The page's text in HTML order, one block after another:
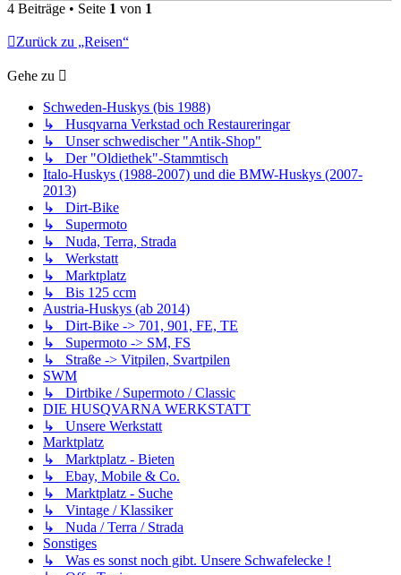
4 Beiträge • Seite 1 von 1
Zurück zu „Reisen“
Gehe zu
Schweden-Huskys (bis 1988)
↳ Husqvarna Verkstad och Restaureringar
↳ Unser schwedischer "Antik-Shop"
↳ Der "Oldiethek"-Stammtisch
Italo-Huskys (1988-2007) und die BMW-Huskys (2007-
2013)
↳ Dirt-Bike
↳ Supermoto
↳ Nuda, Terra, Strada
↳ Werkstatt
↳ Marktplatz
↳ Bis 125 ccm
Austria-Huskys (ab 2014)
↳ Dirt-Bike -> 701, 901, FE, TE
↳ Supermoto -> SM, FS
↳ Straße -> Vitpilen, Svartpilen
SWM
↳ Dirtbike / Supermoto / Classic
DIE HUSQVARNA WERKSTATT
↳ Unsere Werkstatt
Marktplatz
↳ Marktplatz - Bieten
↳ Ebay, Mobile & Co.
↳ Marktplatz - Suche
↳ Vintage / Klassiker
↳ Nuda / Terra / Strada
Sonstiges
↳ Was es sonst noch gibt. Unsere Schwafelecke !